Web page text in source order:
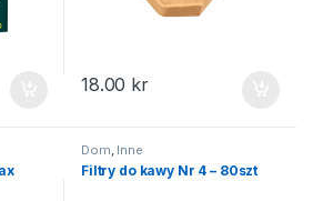
18.00 kr
Dom, Inne
Filtry do kawy Nr 4 – 80szt